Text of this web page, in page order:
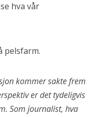
hva vår
kommer sakte frem
er det tydeligvis
Som journalist, hva